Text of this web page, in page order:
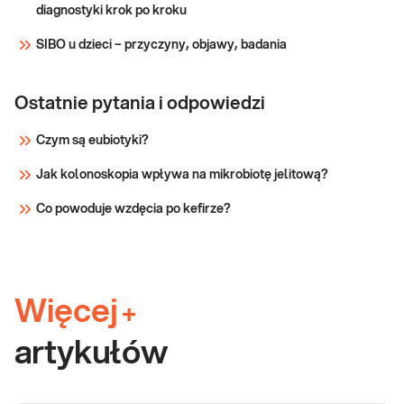
diagnostyki krok po kroku
SIBO u dzieci – przyczyny, objawy, badania
Ostatnie pytania i odpowiedzi
Czym są eubiotyki?
Jak kolonoskopia wpływa na mikrobiotę jelitową?
Co powoduje wzdęcia po kefirze?
Więcej +
artykułów